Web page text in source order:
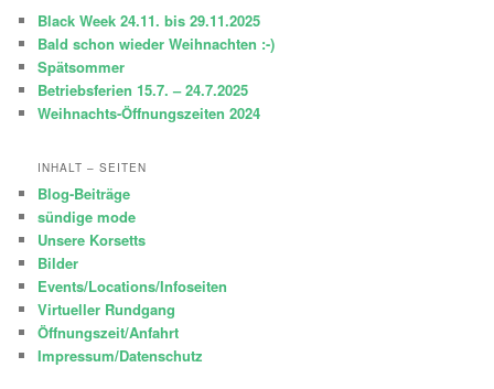
n
Black Week 24.11. bis 29.11.2025
Bald schon wieder Weihnachten :-)
Spätsommer
Betriebsferien 15.7. – 24.7.2025
Weihnachts-Öffnungszeiten 2024
INHALT – SEITEN
Blog-Beiträge
sündige mode
Unsere Korsetts
Bilder
Events/Locations/Infoseiten
Virtueller Rundgang
Öffnungszeit/Anfahrt
Impressum/Datenschutz